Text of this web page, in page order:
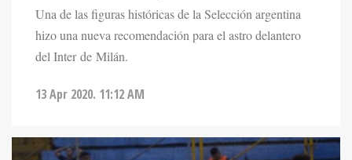
Una de las figuras históricas de la Selección argentina
hizo una nueva recomendación para el astro delantero
del Inter de Milán.
13 Apr 2020. 11:12 AM